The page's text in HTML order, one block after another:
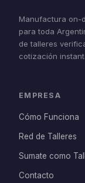
Manufactura on-
para toda
de talleres
cotización
EMPRESA
Cómo Funciona
Red de Talleres
Sumate como
Contacto